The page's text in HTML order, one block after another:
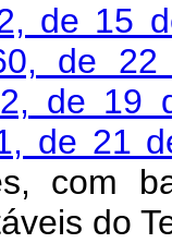
de 15
de
de 19
de 21
com
do